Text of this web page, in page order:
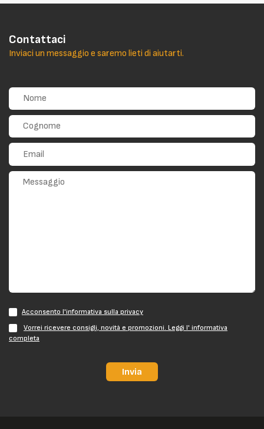
Contattaci
Inviaci un messaggio e saremo lieti di aiutarti.
Acconsento l'informativa sulla privacy
Vorrei ricevere consigli, novità e promozioni. Leggi l' informativa
completa
Invia